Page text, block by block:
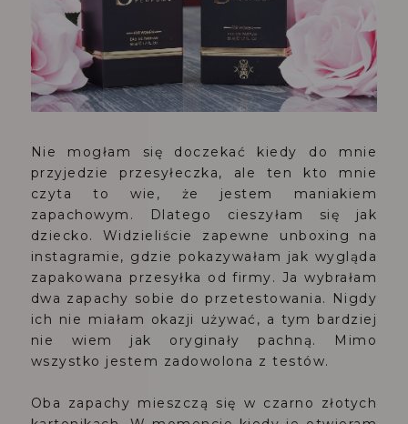
Nie mogłam się doczekać kiedy do mnie
przyjedzie przesyłeczka, ale ten kto mnie
czyta to wie, że jestem maniakiem
zapachowym. Dlatego cieszyłam się jak
dziecko. Widzieliście zapewne unboxing na
instagramie, gdzie pokazywałam jak wygląda
zapakowana przesyłka od firmy. Ja wybrałam
dwa zapachy sobie do przetestowania. Nigdy
ich nie miałam okazji używać, a tym bardziej
nie wiem jak oryginały pachną. Mimo
wszystko jestem zadowolona z testów.
Oba zapachy mieszczą się w czarno złotych